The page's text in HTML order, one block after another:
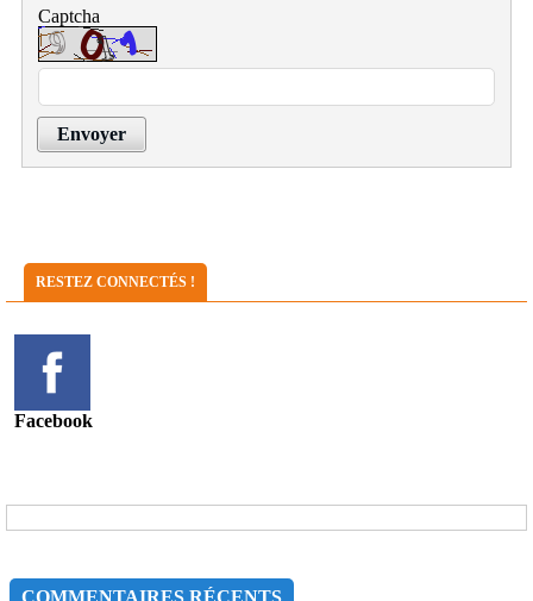
Captcha
Envoyer
RESTEZ CONNECTÉS !
Facebook
COMMENTAIRES RÉCENTS